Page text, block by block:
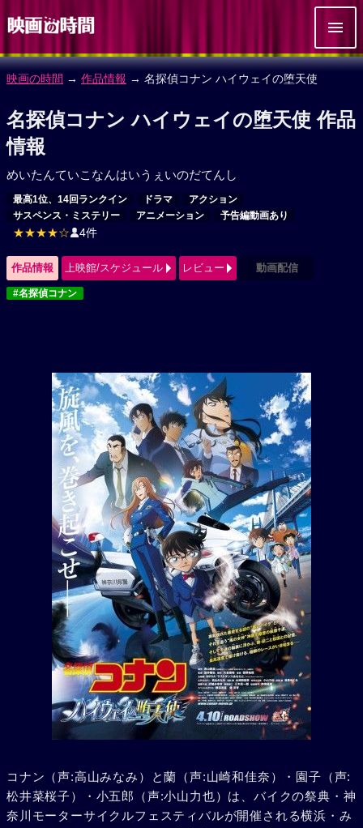
映画の時間 → 作品情報 → 名探偵コナン ハイウェイの堕天使
名探偵コナン ハイウェイの堕天使 作品
情報
めいたんていこなんはいうぇいのだてんし
最高1位、14回ランクイン ドラマ
アクション
サスペンス・ミステリー
アニメーション 予告編動画あり
★★★★☆ 4件
作品情報 上映館/スケジュール レビュー 動画配信
#名探偵コナン
コナン（声:高山みなみ）と蘭（声:山崎和佳奈）・園子（声:
松井菜桜子）・小五郎（声:小山力也）は、バイクの祭典・神
奈川モーターサイクルフェスティバルが開催される横浜・み